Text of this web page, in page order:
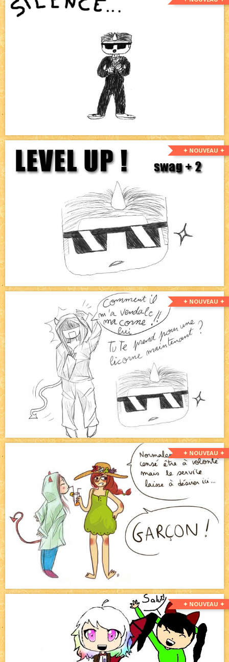
✦ NOUVEAU ✦
✦ NOUVEAU ✦
✦ NOUVEAU ✦
✦ NOUVEAU ✦